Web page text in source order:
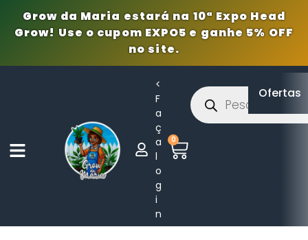
Grow da Maria estará na 10ª Expo Head
Grow! Use o cupom EXPO5 e ganhe 5% OFF
no site.
<
F
a
ç
a
l
o
g
i
n
0
Ofertas